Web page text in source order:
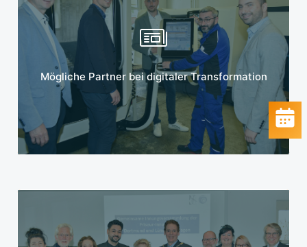
Mögliche Partner bei digitaler Transformation
Mehr erfahren